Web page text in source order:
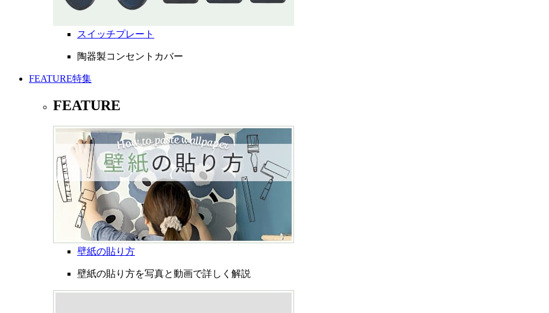
スイッチプレート
陶器製コンセントカバー
FEATURE特集
FEATURE
壁紙の貼り方
壁紙の貼り方を写真と動画で詳しく解説